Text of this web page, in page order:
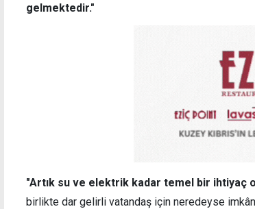
gelmektedir."
"Artık su ve elektrik kadar temel bir ihtiyaç
birlikte dar gelirli vatandaş için neredeyse